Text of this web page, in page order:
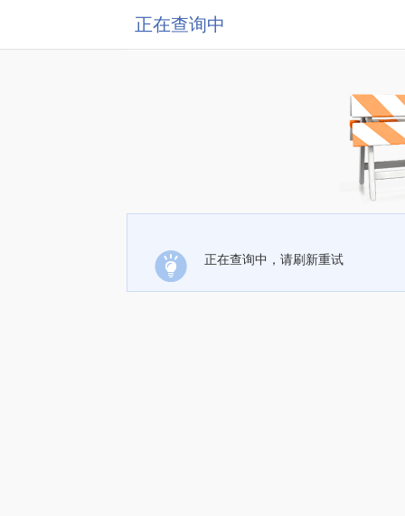
正在查询中
正在查询中，请刷新重试